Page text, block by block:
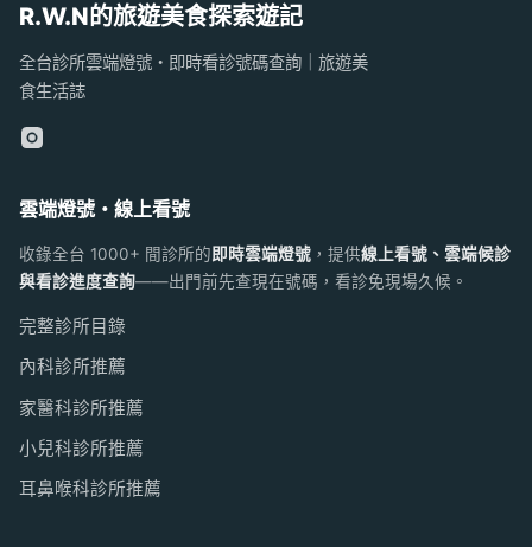
R.W.N的旅遊美食探索遊記
全台診所雲端燈號・即時看診號碼查詢｜旅遊美
食生活誌
雲端燈號・線上看號
收錄全台 1000+ 間診所的 即時雲端燈號 ，提供線上看號、雲端候診
與看診進度查詢——出門前先查現在號碼，看診免現場久候。
完整診所目錄
內科診所推薦
家醫科診所推薦
小兒科診所推薦
耳鼻喉科診所推薦